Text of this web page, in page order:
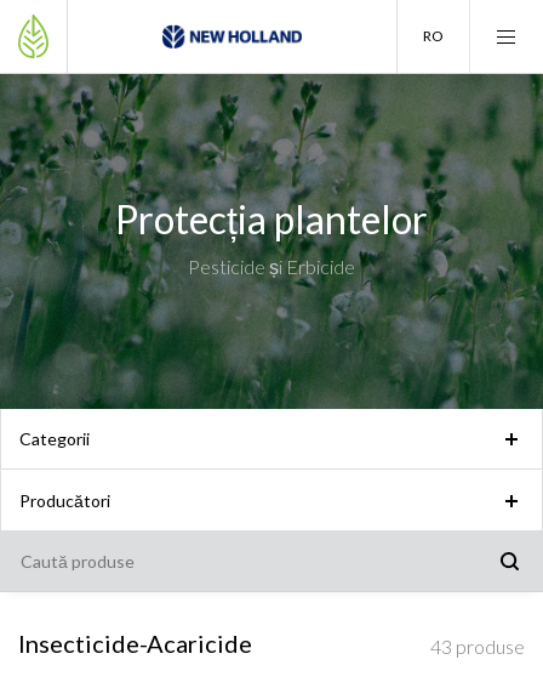
RO
Protecția plantelor
Pesticide și Erbicide
Categorii
Producători
Insecticide-Acaricide 43 produse